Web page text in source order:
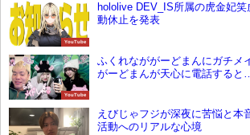
YouTube
hololive DEV_IS所属の虎金妃
動休止を発表
YouTube
ふくれなががーどまんにガチメ
がーどまんが天心に電話すると…
えびじゃフジが深夜に苦悩と本
活動へのリアルな心境